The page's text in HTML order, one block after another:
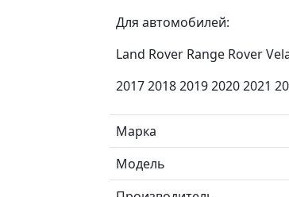
Для автомобилей:
Land Rover Range Rover
2017 2018 2019 2020 2021
Марка
Модель